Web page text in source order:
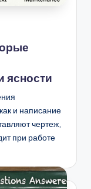
ясности
и написание
чертеж,
при работе